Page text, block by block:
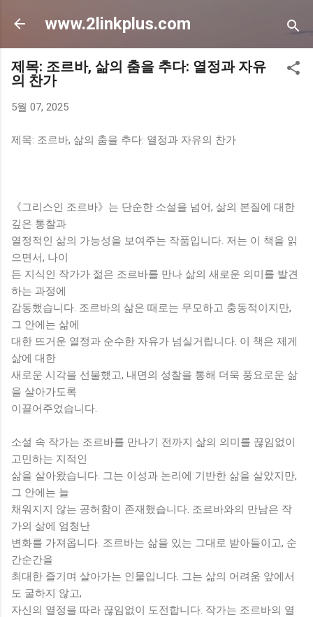
기본 콘텐츠로 건너뛰기
www.2linkplus.com
제목: 조르바, 삶의 춤을 추다: 열정과 자유
의 찬가
5월 07, 2025
제목: 조르바, 삶의 춤을 추다: 열정과 자유의 찬가
《그리스인 조르바》는 단순한 소설을 넘어, 삶의 본질에 대한
깊은 통찰과
열정적인 삶의 가능성을 보여주는 작품입니다. 저는 이 책을 읽
으면서, 나이
든 지식인 작가가 젊은 조르바를 만나 삶의 새로운 의미를 발견
하는 과정에
감동했습니다. 조르바의 삶은 때로는 무모하고 충동적이지만,
그 안에는 삶에
대한 뜨거운 열정과 순수한 자유가 넘실거립니다. 이 책은 제게
삶에 대한
새로운 시각을 선물했고, 내면의 성찰을 통해 더욱 풍요로운 삶
을 살아가도록
이끌어주었습니다.
소설 속 작가는 조르바를 만나기 전까지 삶의 의미를 끊임없이
고민하는 지적인
삶을 살아왔습니다. 그는 이성과 논리에 기반한 삶을 살았지만,
그 안에는 늘
채워지지 않는 공허함이 존재했습니다. 조르바와의 만남은 작
가의 삶에 엄청난
변화를 가져옵니다. 조르바는 삶을 있는 그대로 받아들이고, 순
간순간을
최대한 즐기며 살아가는 인물입니다. 그는 삶의 어려움 앞에서
도 굴하지 않고,
자신의 열정을 따라 끊임없이 도전합니다. 작가는 조르바의 열